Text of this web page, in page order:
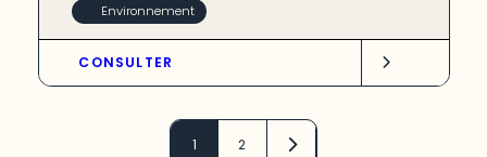
Environnement
CONSULTER
1 2